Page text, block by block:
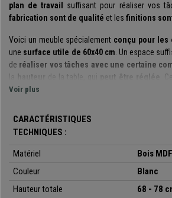
plan de travail suffisant pour réaliser vos
fabrication sont de qualité et les finitions
Voici un meuble spécialement conçu pour les
une surface utile de 60x40 cm. Un espace
de réaliser vos tâches avec une certaine
la hauteur de la table, qui peut être réglée .
le produit à vos préférences et nécessités,
Lesmatériaux de fabrication sont de
en métal, garantit la
supporte une charge maximale de 20 kg. Le
d’entretien
. Voici un produit qui restera
années.
Voir plus
CARACTÉRISTIQUES
TECHNIQUES :
Matériel
Bois MDF
Couleur
Blanc
Hauteur totale
68 - 78